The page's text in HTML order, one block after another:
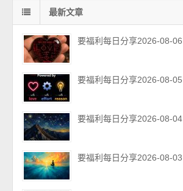
最新文章
要福利每日分享2026-08-06
要福利每日分享2026-08-05
要福利每日分享2026-08-04
要福利每日分享2026-08-03